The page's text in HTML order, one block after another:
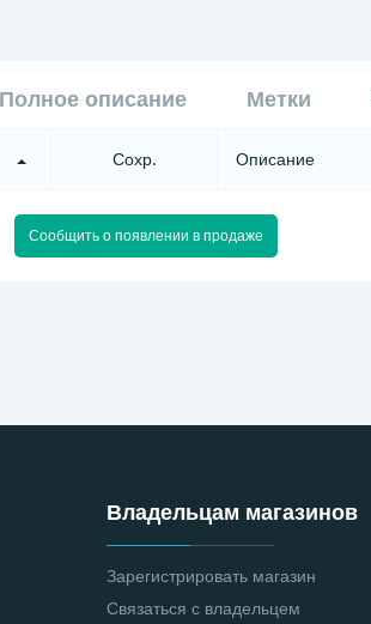
Полное описание Метки
Сохр. Описание
Сообщить о появлении в продаже
Владельцам магазинов
Зарегистрировать магазин
Связаться с владельцем